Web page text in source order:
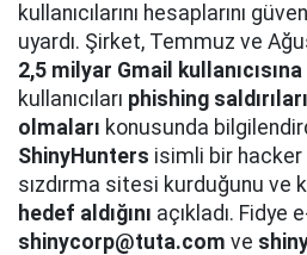
kullanıcılarını hesaplarını
uyardı. Şirket, Temmuz ve
2,5 milyar Gmail kullanıcısına
kullanıcıları phishing
olmaları konusunda
ShinyHunters isimli bir hacker
sızdırma sitesi kurduğunu ve
hedef aldığını açıkladı. Fidye
shinycorp@tuta.com ve